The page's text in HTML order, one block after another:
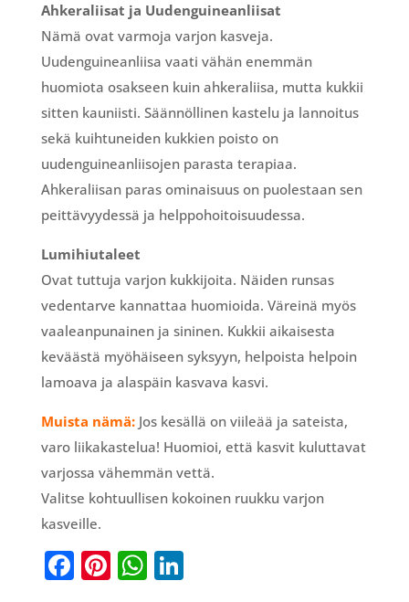
Ahkeraliisat ja Uudenguineanliisat
Nämä ovat varmoja varjon kasveja.
Uudenguineanliisa vaati vähän enemmän
huomiota osakseen kuin ahkeraliisa, mutta kukkii
sitten kauniisti. Säännöllinen kastelu ja lannoitus
sekä kuihtuneiden kukkien poisto on
uudenguineanliisojen parasta terapiaa.
Ahkeraliisan paras ominaisuus on puolestaan sen
peittävyydessä ja helppohoitoisuudessa.
Lumihiutaleet
Ovat tuttuja varjon kukkijoita. Näiden runsas
vedentarve kannattaa huomioida. Väreinä myös
vaaleanpunainen ja sininen. Kukkii aikaisesta
keväästä myöhäiseen syksyyn, helpoista helpoin
lamoava ja alaspäin kasvava kasvi.
Muista nämä:Jos kesällä on viileää ja sateista,
varo liikakastelua! Huomioi, että kasvit kuluttavat
varjossa vähemmän vettä.
Valitse kohtuullisen kokoinen ruukku varjon
kasveille.
F Pi W Li